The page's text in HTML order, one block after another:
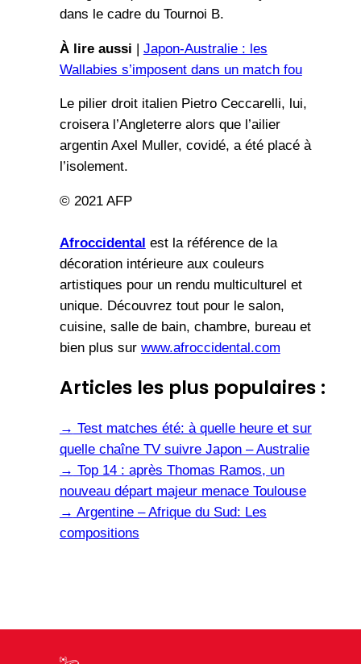
dans le cadre du Tournoi B.
À lire aussi | Japon-Australie : les
Wallabies s’imposent dans un match fou
Le pilier droit italien Pietro Ceccarelli, lui,
croisera l’Angleterre alors que l’ailier
argentin Axel Muller, covidé, a été placé à
l’isolement.
© 2021 AFP
Afroccidental est la référence de la
décoration intérieure aux couleurs
artistiques pour un rendu multiculturel et
unique. Découvrez tout pour le salon,
cuisine, salle de bain, chambre, bureau et
bien plus sur www.afroccidental.com
Articles les plus populaires :
→ Test matches été: à quelle heure et sur
quelle chaîne TV suivre Japon – Australie
→ Top 14 : après Thomas Ramos, un
nouveau départ majeur menace Toulouse
→ Argentine – Afrique du Sud: Les
compositions